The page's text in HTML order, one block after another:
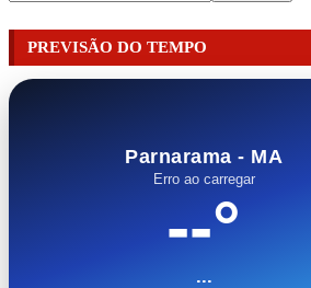
PREVISÃO DO TEMPO
Parnarama - MA
Erro ao carregar
--°
...